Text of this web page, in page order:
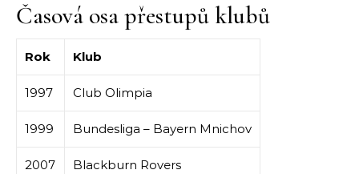
Časová osa přestupů klubů
Rok Klub
1997 Club Olimpia
1999 Bundesliga – Bayern Mnichov
2007 Blackburn Rovers